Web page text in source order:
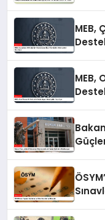
MEB,
MEB,